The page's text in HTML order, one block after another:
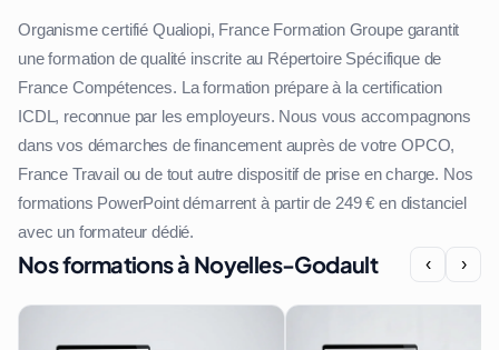
Organisme certifié Qualiopi, France Formation Groupe garantit
une formation de qualité inscrite au Répertoire Spécifique de
France Compétences. La formation prépare à la certification
ICDL, reconnue par les employeurs. Nous vous accompagnons
dans vos démarches de financement auprès de votre OPCO,
France Travail ou de tout autre dispositif de prise en charge. Nos
formations PowerPoint démarrent à partir de 249 € en distanciel
avec un formateur dédié.
Nos formations à Noyelles-Godault ‹ ›